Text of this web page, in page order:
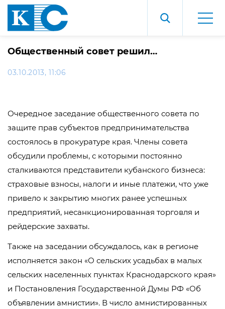
Общественный совет решил…
03.10.2013, 11:06
Очередное заседание общественного совета по
защите прав субъектов предпринимательства
состоялось в прокуратуре края. Члены совета
обсудили проблемы, с которыми постоянно
сталкиваются представители кубанского бизнеса:
страховые взносы, налоги и иные платежи, что уже
привело к закрытию многих ранее успешных
предприятий, несанкционированная торговля и
рейдерские захваты.
Также на заседании обсуждалось, как в регионе
исполняется закон «О сельских усадьбах в малых
сельских населенных пунктах Краснодарского края»
и Постановления Государственной Думы РФ «Об
объявлении амнистии». В число амнистированных